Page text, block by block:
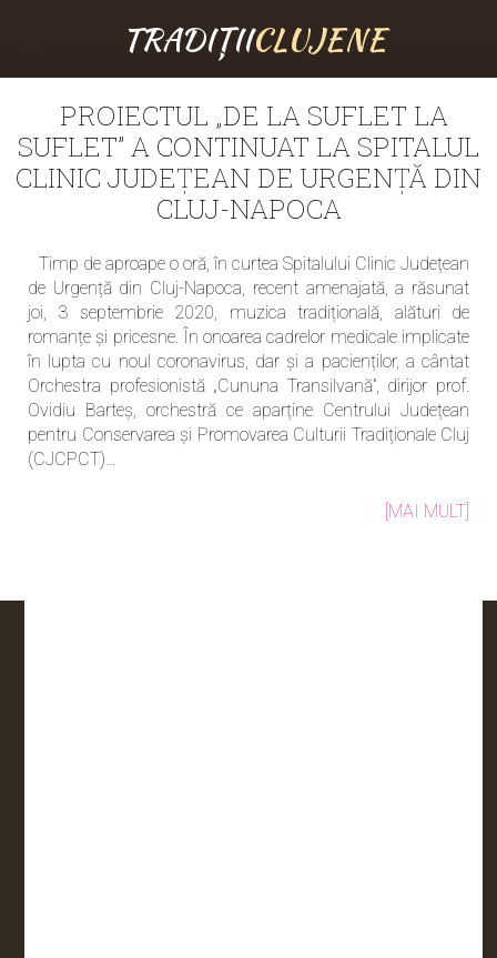
TRADIȚIICLUJENE
PROIECTUL „DE LA SUFLET LA
SUFLET” A CONTINUAT LA SPITALUL
CLINIC JUDEȚEAN DE URGENȚĂ DIN
CLUJ-NAPOCA
Timp de aproape o oră, în curtea Spitalului Clinic Județean
de Urgență din Cluj-Napoca, recent amenajată, a răsunat
joi, 3 septembrie 2020, muzica tradițională, alături de
romanțe și pricesne. În onoarea cadrelor medicale implicate
în lupta cu noul coronavirus, dar și a pacienților, a cântat
Orchestra profesionistă „Cununa Transilvană”, dirijor prof.
Ovidiu Barteș, orchestră ce aparține Centrului Județean
pentru Conservarea și Promovarea Culturii Tradiționale Cluj
(CJCPCT)…
[MAI MULT]